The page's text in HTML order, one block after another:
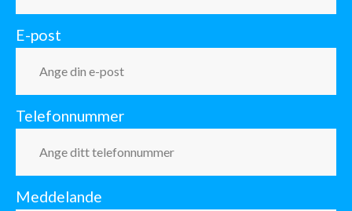
E-post
Telefonnummer
Meddelande